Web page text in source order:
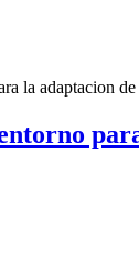
la adaptacion